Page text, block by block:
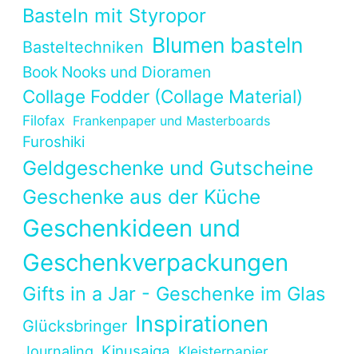
Basteln mit Styropor
Basteltechniken Blumen basteln
Book Nooks und Dioramen
Collage Fodder (Collage Material)
Filofax Frankenpaper und Masterboards
Furoshiki
Geldgeschenke und Gutscheine
Geschenke aus der Küche
Geschenkideen und
Geschenkverpackungen
Gifts in a Jar - Geschenke im Glas
Glücksbringer Inspirationen